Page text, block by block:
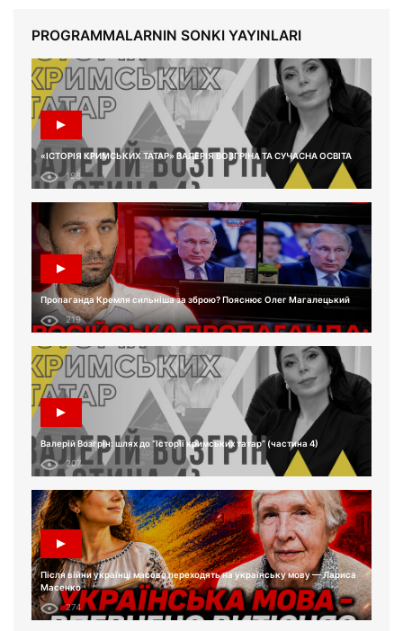
PROGRAMMALARNIN SONKI YAYINLARI
«ІСТОРІЯ КРИМСЬКИХ ТАТАР» ВАЛЕРІЯ ВОЗГРІНА ТА СУЧАСНА ОСВІТА
198
Пропаганда Кремля сильніша за зброю? Пояснює Олег Магалецький
219
Валерій Возгрін: шлях до “Історії кримських татар” (частина 4)
207
Після війни українці масово переходять на українську мову — Лариса
Масенко
274